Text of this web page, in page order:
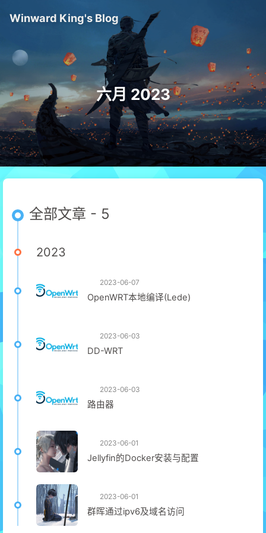
Winward King's Blog
六月 2023
全部文章 - 5
2023
2023-06-07
OpenWRT本地编译(Lede)
2023-06-03
DD-WRT
2023-06-03
路由器
2023-06-01
Jellyfin的Docker安装与配置
2023-06-01
群晖通过ipv6及域名访问